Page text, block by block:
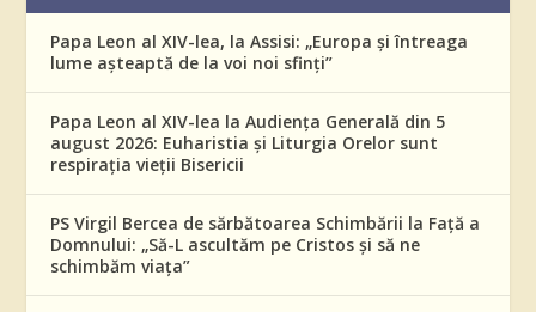
Papa Leon al XIV-lea, la Assisi: „Europa și întreaga
lume așteaptă de la voi noi sfinți”
Papa Leon al XIV-lea la Audiența Generală din 5
august 2026: Euharistia și Liturgia Orelor sunt
respirația vieții Bisericii
PS Virgil Bercea de sărbătoarea Schimbării la Față a
Domnului: „Să-L ascultăm pe Cristos și să ne
schimbăm viața”